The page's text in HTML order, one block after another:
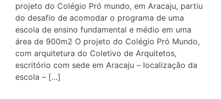
projeto do Colégio Pró mundo, em Aracaju, partiu
do desafio de acomodar o programa de uma
escola de ensino fundamental e médio em uma
área de 900m2 O projeto do Colégio Pró Mundo,
com arquitetura do Coletivo de Arquitetos,
escritório com sede em Aracaju – localização da
escola – […]